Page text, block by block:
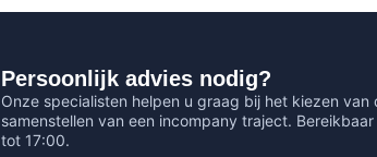
Persoonlijk advies nodig?
Onze specialisten helpen u graag bij het kiezen
samenstellen van een incompany traject.
tot 17:00.